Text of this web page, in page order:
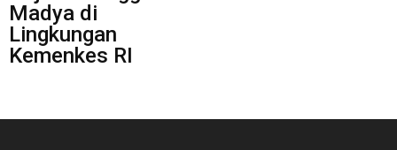
Madya di
Lingkungan
Kemenkes RI